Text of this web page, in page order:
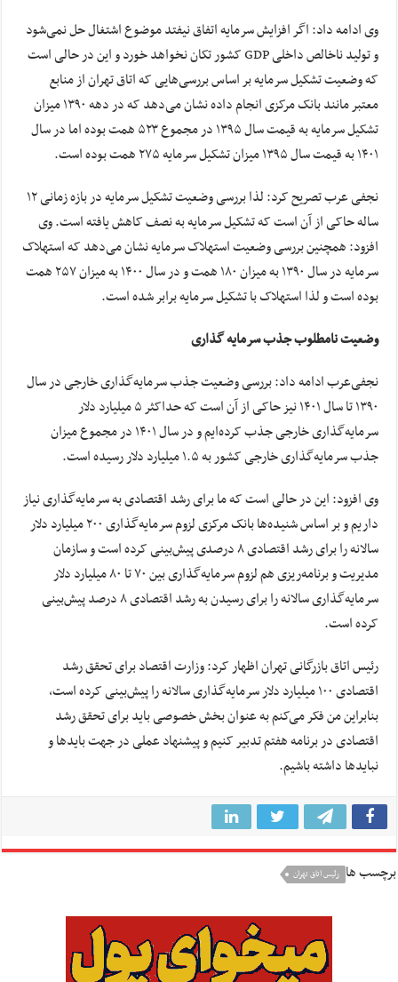
وی ادامه داد: اگر افزایش سرمایه اتفاق نیفتد موضوع اشتغال حل نمی‌شود
و تولید ناخالص داخلی GDP کشور تکان نخواهد خورد و این در حالی است
که وضعیت تشکیل سرمایه بر اساس بررسی‌هایی که اتاق تهران از منابع
معتبر مانند بانک مرکزی انجام داده نشان می‌دهد که در دهه ۱۳۹۰ میزان
تشکیل سرمایه به قیمت سال ۱۳۹۵ در مجموع ۵۲۳ همت بوده اما در سال
۱۴۰۱ به قیمت سال ۱۳۹۵ میزان تشکیل سرمایه ۲۷۵ همت بوده است.
نجفی عرب تصریح کرد: لذا بررسی وضعیت تشکیل سرمایه در بازه زمانی ۱۲
ساله حاکی از آن است که تشکیل سرمایه به نصف کاهش یافته است. وی
افزود: همچنین بررسی وضعیت استهلاک سرمایه نشان می‌دهد که استهلاک
سرمایه در سال ۱۳۹۰ به میزان ۱۸۰ همت و در سال ۱۴۰۰ به میزان ۲۵۷ همت
بوده است و لذا استهلاک با تشکیل سرمایه برابر شده است.
وضعیت نامطلوب جذب سرمایه گذاری
نجفی‌عرب ادامه داد: بررسی وضعیت جذب سرمایه‌گذاری خارجی در سال
۱۳۹۰ تا سال ۱۴۰۱ نیز حاکی از آن است که حداکثر ۵ میلیارد دلار
سرمایه‌گذاری خارجی جذب کرده‌ایم و در سال ۱۴۰۱ در مجموع میزان
جذب سرمایه‌گذاری خارجی کشور به ۱.۵ میلیارد دلار رسیده است.
وی افزود: این در حالی است که ما برای رشد اقتصادی به سرمایه‌گذاری نیاز
داریم و بر اساس شنیده‌ها بانک مرکزی لزوم سرمایه‌گذاری ۲۰۰ میلیارد دلار
سالانه را برای رشد اقتصادی ۸ درصدی پیش‌بینی کرده است و سازمان
مدیریت و برنامه‌ریزی هم لزوم سرمایه‌گذاری بین ۷۰ تا ۸۰ میلیارد دلار
سرمایه‌گذاری سالانه را برای رسیدن به رشد اقتصادی ۸ درصد پیش‌بینی
کرده است.
رئیس اتاق بازرگانی تهران اظهار کرد: وزارت اقتصاد برای تحقق رشد
اقتصادی ۱۰۰ میلیارد دلار سرمایه‌گذاری سالانه را پیش‌بینی کرده است،
بنابراین من فکر می‌کنم به عنوان بخش خصوصی باید برای تحقق رشد
اقتصادی در برنامه هفتم تدبیر کنیم و پیشنهاد عملی در جهت بایدها و
نبایدها داشته باشیم.
برچسب ها رئیس اتاق تهران